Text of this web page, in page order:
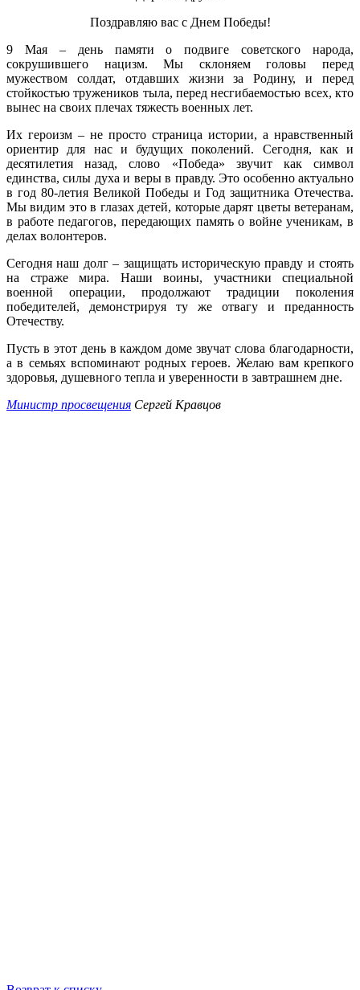
Поздравляю вас с Днем Победы!
9 Мая – день памяти о подвиге советского народа,
сокрушившего нацизм. Мы склоняем головы перед
мужеством солдат, отдавших жизни за Родину, и перед
стойкостью тружеников тыла, перед несгибаемостью всех, кто
вынес на своих плечах тяжесть военных лет.
Их героизм – не просто страница истории, а нравственный
ориентир для нас и будущих поколений. Сегодня, как и
десятилетия назад, слово «Победа» звучит как символ
единства, силы духа и веры в правду. Это особенно актуально
в год 80-летия Великой Победы и Год защитника Отечества.
Мы видим это в глазах детей, которые дарят цветы ветеранам,
в работе педагогов, передающих память о войне ученикам, в
делах волонтеров.
Сегодня наш долг – защищать историческую правду и стоять
на страже мира. Наши воины, участники специальной
военной операции, продолжают традиции поколения
победителей, демонстрируя ту же отвагу и преданность
Отечеству.
Пусть в этот день в каждом доме звучат слова благодарности,
а в семьях вспоминают родных героев. Желаю вам крепкого
здоровья, душевного тепла и уверенности в завтрашнем дне.
Министр просвещения Сергей Кравцов